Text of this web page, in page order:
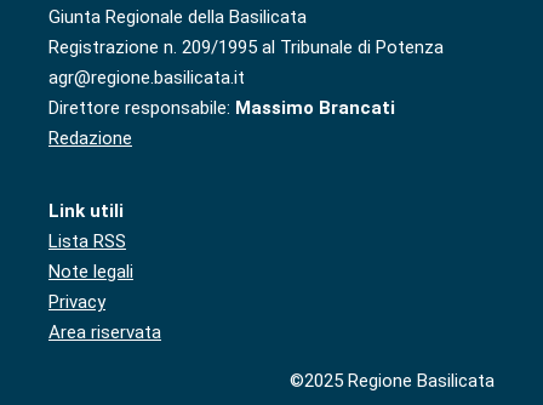
Giunta Regionale della Basilicata
Registrazione n. 209/1995 al Tribunale di Potenza
agr@regione.basilicata.it
Direttore responsabile: Massimo Brancati
Redazione
Link utili
Lista RSS
Note legali
Privacy
Area riservata
©2025 Regione Basilicata